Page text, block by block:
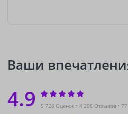
Ваши
4.9 5 728 Оценок 4 298 Отзывов 77